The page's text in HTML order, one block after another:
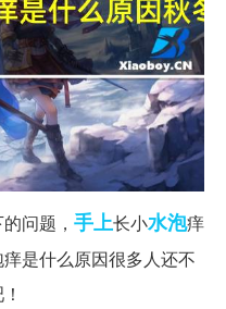
问题， 手上长小水泡痒
是什么原因很多人还不